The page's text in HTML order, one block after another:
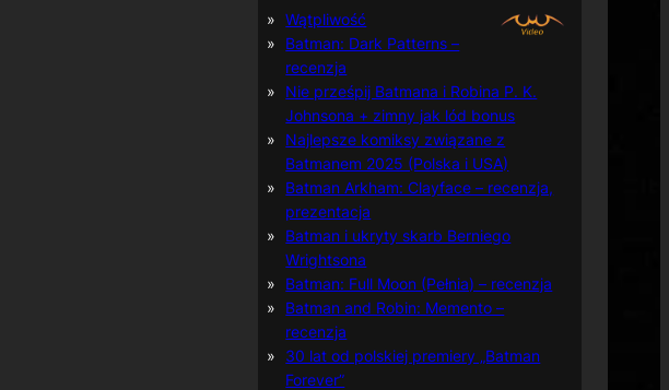
Wątpliwość
Batman: Dark Patterns –
recenzja
Nie prześpij Batmana i Robina P. K.
Johnsona + zimny jak lód bonus
Najlepsze komiksy związane z
Batmanem 2025 (Polska i USA)
Batman Arkham: Clayface – recenzja,
prezentacja
Batman i ukryty skarb Berniego
Wrightsona
Batman: Full Moon (Pełnia) – recenzja
Batman and Robin: Memento –
recenzja
30 lat od polskiej premiery „Batman
Forever”